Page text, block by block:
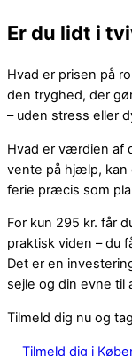
Er du lidt i
Hvad er prisen på
den tryghed, der
– uden stress eller
Hvad er værdien af
vente på hjælp, kan
ferie præcis som
For kun 295 kr. får
praktisk viden – du
Det er en
sejle og din evne til
Tilmeld dig nu og
Tilmeld dig i